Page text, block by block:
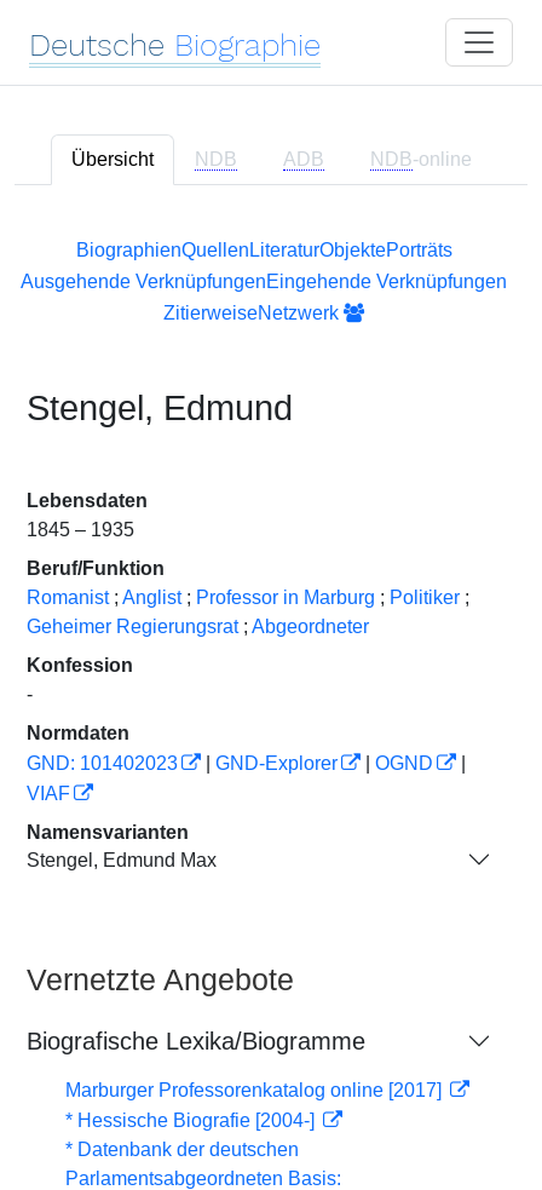
Deutsche Biographie
Übersicht NDB ADB NDB-online
BiographienQuellen LiteraturObjektePorträts
Ausgehende VerknüpfungenEingehende Verknüpfungen
ZitierweiseNetzwerk
Stengel, Edmund
Lebensdaten
1845 – 1935
Beruf/Funktion
Romanist ; Anglist ; Professor in Marburg ; Politiker ;
Geheimer Regierungsrat ; Abgeordneter
Konfession
-
Normdaten
GND: 101402023
GND-Explorer OGND
VIAF
Namensvarianten
Stengel, Edmund Max
Vernetzte Angebote
Biografische Lexika/Biogramme
Marburger Professorenkatalog online [2017]
* Hessische Biografie [2004-]
* Datenbank der deutschen
Parlamentsabgeordneten Basis: